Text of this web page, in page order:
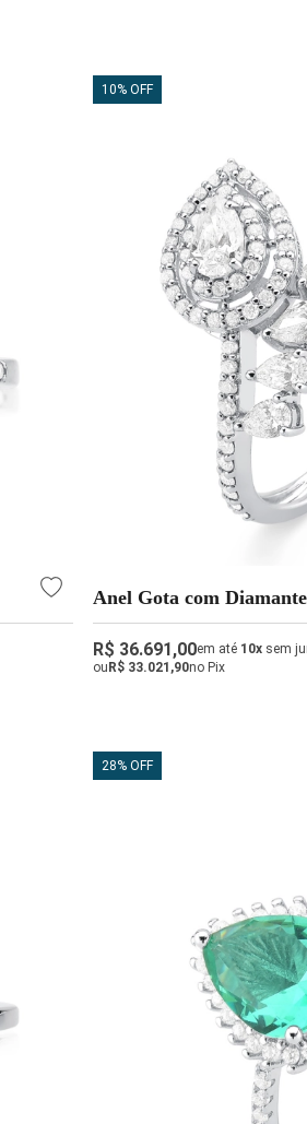
10% OFF
Anel Gota com
Branco 18k
R$ 36.691,00em até 10xsem
ou R$ 33.021,90no Pix
28% OFF